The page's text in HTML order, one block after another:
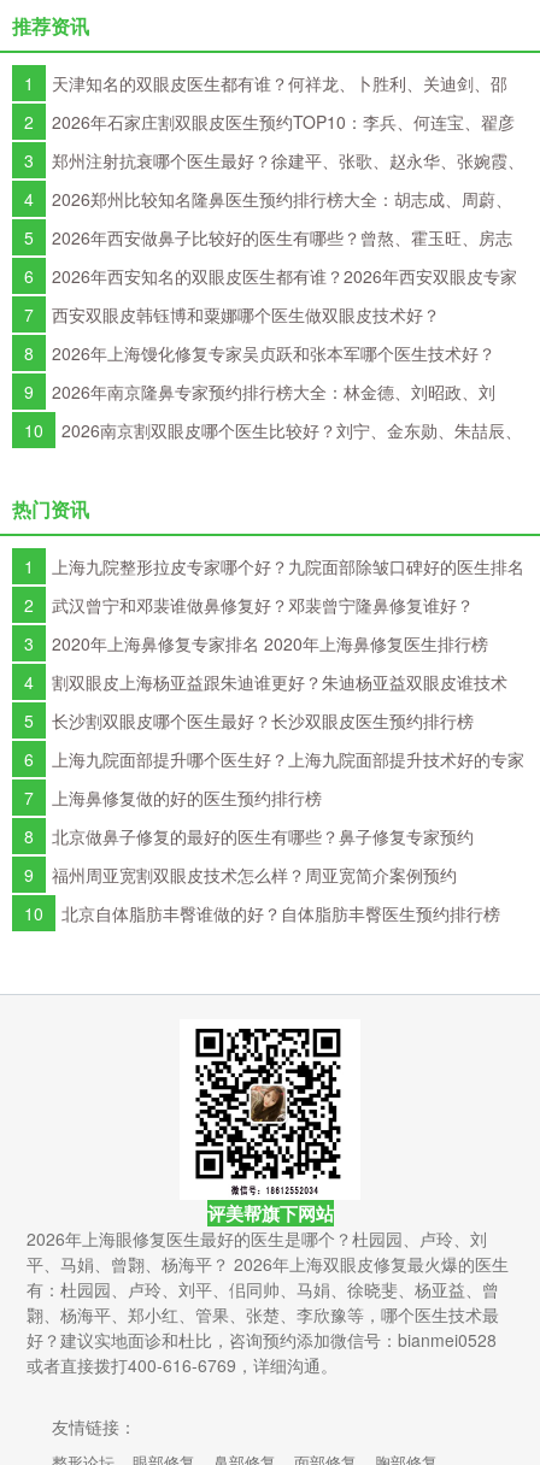
推荐资讯
1
天津知名的双眼皮医生都有谁？何祥龙、卜胜利、关迪剑、邵
妍、夏红福、毕小丽谁双眼皮做得好？
2
2026年石家庄割双眼皮医生预约TOP10：李兵、何连宝、翟彦
刚、毛俊涛、丁庆丰、崔剑、张洁、王亚斌、马云鹏、张玉辉、李海
霞
3
郑州注射抗衰哪个医生最好？徐建平、张歌、赵永华、张婉霞、
王妍芝、唐喜、李娟、朱怡梦哪个好？
4
2026郑州比较知名隆鼻医生预约排行榜大全：胡志成、周蔚、
张海洋、王启立、张鹏、李冰谁做鼻子更好？
5
2026年西安做鼻子比较好的医生有哪些？曾熬、霍玉旺、房志
强、蒋立、刘宝军哪个更好？
6
2026年西安知名的双眼皮医生都有谁？2026年西安双眼皮专家
预约排行榜大全
7
西安双眼皮韩钰博和粟娜哪个医生做双眼皮技术好？
8
2026年上海馒化修复专家吴贞跃和张本军哪个医生技术好？
9
2026年南京隆鼻专家预约排行榜大全：林金德、刘昭政、刘
涛、黄金龙、曹海峰谁隆鼻技术好？
10
2026南京割双眼皮哪个医生比较好？刘宁、金东勋、朱喆辰、
热门资讯
1
上海九院整形拉皮专家哪个好？九院面部除皱口碑好的医生排名
2
武汉曾宁和邓裴谁做鼻修复好？邓裴曾宁隆鼻修复谁好？
3
2020年上海鼻修复专家排名 2020年上海鼻修复医生排行榜
4
割双眼皮上海杨亚益跟朱迪谁更好？朱迪杨亚益双眼皮谁技术
好？
5
长沙割双眼皮哪个医生最好？长沙双眼皮医生预约排行榜
6
上海九院面部提升哪个医生好？上海九院面部提升技术好的专家
排名
7
上海鼻修复做的好的医生预约排行榜
8
北京做鼻子修复的最好的医生有哪些？鼻子修复专家预约
9
福州周亚宽割双眼皮技术怎么样？周亚宽简介案例预约
10
北京自体脂肪丰臀谁做的好？自体脂肪丰臀医生预约排行榜
评美帮旗下网站
2026年上海眼修复医生最好的医生是哪个？杜园园、卢玲、刘
平、马娟、曾翾、杨海平？ 2026年上海双眼皮修复最火爆的医生
有：杜园园、卢玲、刘平、佀同帅、马娟、徐晓斐、杨亚益、曾
翾、杨海平、郑小红、管果、张楚、李欣豫等，哪个医生技术最
好？建议实地面诊和杜比，咨询预约添加微信号：bianmei0528
或者直接拨打400-616-6769，详细沟通。
友情链接：